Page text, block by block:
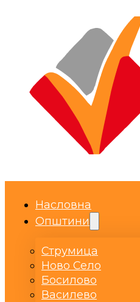
Насловна
Општини
Струмица
Ново Село
Босилово
Василево